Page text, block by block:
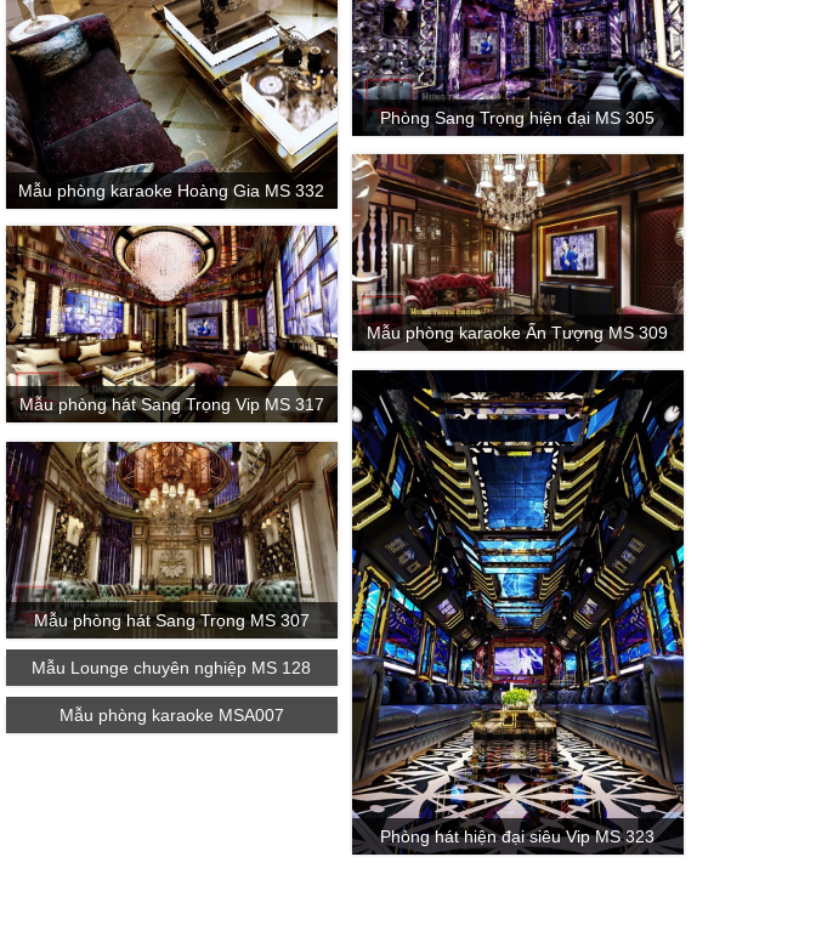
Mẫu phòng karaoke Hoàng Gia MS 332
Phòng Sang Trọng hiện đại MS 305
Mẫu phòng karaoke Ấn Tượng MS 309
Mẫu phòng hát Sang Trọng Vip MS 317
Phòng hát hiện đại siêu Vip MS 323
Mẫu phòng hát Sang Trọng MS 307
Mẫu Lounge chuyên nghiệp MS 128
Mẫu phòng karaoke MSA007